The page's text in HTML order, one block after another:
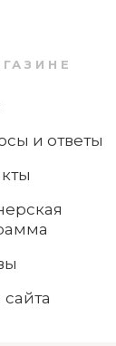
и ответы
сайта